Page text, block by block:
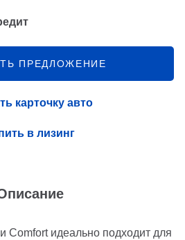
Comfort идеально подходит для
ПРЕДЛОЖЕНИЕ
карточку авто
в лизинг